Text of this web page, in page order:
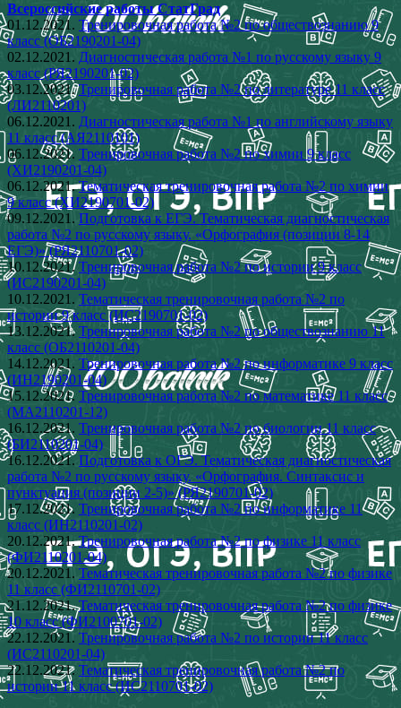
Всероссийские работы СтатГрад
01.12.2021. Тренировочная работа №2 по обществознанию 9
класс (ОБ2190201-04)
02.12.2021. Диагностическая работа №1 по русскому языку 9
класс (РЯ2190201-02)
03.12.2021.Тренировочная работа №2 по литературе 11 класс
(ЛИ2110201)
06.12.2021. Диагностическая работа №1 по английскому языку
11 класс (АЯ2110101)
06.12.2021.Тренировочная работа №2 по химии 9 класс
(ХИ2190201-04)
06.12.2021.Тематическая тренировочная работа №2 по химии
9 класс (ХИ2190701-02)
09.12.2021. Подготовка к ЕГЭ. Тематическая диагностическая
работа №2 по русскому языку. «Орфография (позиции 8-14
ЕГЭ)» (РЯ2110701-02)
10.12.2021.Тренировочная работа №2 по истории 9 класс
(ИС2190201-04)
10.12.2021. Тематическая тренировочная работа №2 по
истории 9 класс (ИС2190701-02)
13.12.2021.Тренировочная работа №2 по обществознанию 11
класс (ОБ2110201-04)
14.12.2021. Тренировочная работа №2 по информатике 9 класс
(ИН2190201-04)
15.12.2021.Тренировочная работа №2 по математике 11 класс
(МА2110201-12)
16.12.2021. Тренировочная работа №2 по биологии 11 класс
(БИ2110201-04)
16.12.2021.Подготовка к ОГЭ. Тематическая диагностическая
работа №2 по русскому языку. «Орфография. Синтаксис и
пунктуация (позиции 2-5)» (РЯ2190701-02)
17.12.2021.Тренировочная работа №2 по информатике 11
класс (ИН2110201-02)
20.12.2021.Тренировочная работа №2 по физике 11 класс
(ФИ2110201-04)
20.12.2021. Тематическая тренировочная работа №2 по физике
11 класс (ФИ2110701-02)
21.12.2021.Тематическая тренировочная работа №2 по физике
10 класс (ФИ2100701-02)
22.12.2021. Тренировочная работа №2 по истории 11 класс
(ИС2110201-04)
22.12.2021.Тематическая тренировочная работа №2 по
истории 11 класс (ИС2110701-02)